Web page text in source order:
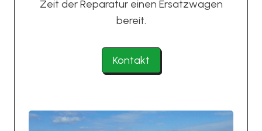
Zeit der Reparatur einen Ersatzwagen
bereit.
Kontakt